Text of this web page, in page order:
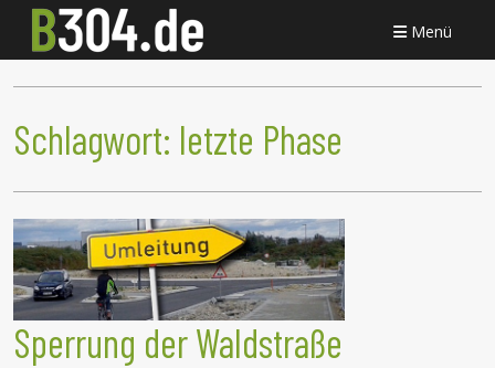
Menü
Schlagwort: letzte Phase
Sperrung der Waldstraße